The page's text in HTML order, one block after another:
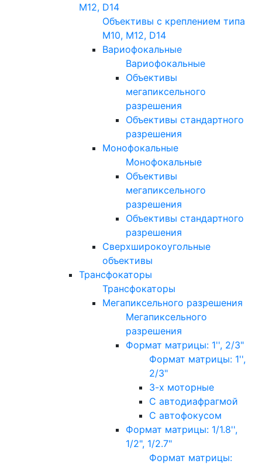
M12, D14
Объективы с креплением типа
M10, M12, D14
Вариофокальные
Вариофокальные
Объективы
мегапиксельного
разрешения
Объективы стандартного
разрешения
Монофокальные
Монофокальные
Объективы
мегапиксельного
разрешения
Объективы стандартного
разрешения
Сверхширокоугольные
объективы
Трансфокаторы
Трансфокаторы
Мегапиксельного разрешения
Мегапиксельного
разрешения
Формат матрицы: 1'', 2/3"
Формат матрицы: 1'',
2/3"
3-х моторные
С автодиафрагмой
С автофокусом
Формат матрицы: 1/1.8'',
1/2", 1/2.7"
Формат матрицы: